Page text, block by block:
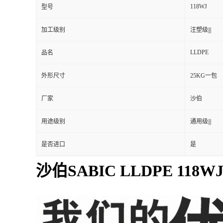
型号 118WJ
加工级别 注塑级|||
品名 LLDPE
外形尺寸 25KG一包
厂家 沙伯
用途级别 通用级|||
是否进口 是
沙伯SABIC LLDPE 118WJ